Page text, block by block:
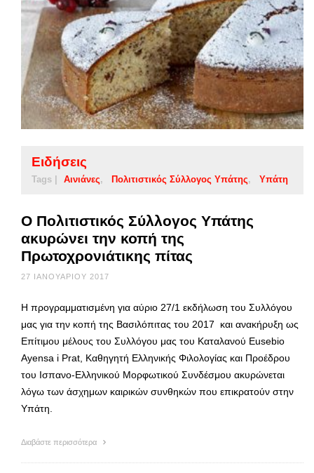
Ειδήσεις
Tags | Αινιάνες Πολιτιστικός Σύλλογος Υπάτης Υπάτη
Ο Πολιτιστικός Σύλλογος Υπάτης
ακυρώνει την κοπή της
Πρωτοχρονιάτικης πίτας
27 ΙΑΝΟΥΑΡΊΟΥ 2017
Η προγραμματισμένη για αύριο 27/1 εκδήλωση του Συλλόγου
μας για την κοπή της Βασιλόπιτας του 2017 και ανακήρυξη ως
Επίτιμου μέλους του Συλλόγου μας του Καταλανού Eusebio
Ayensa i Prat, Καθηγητή Ελληνικής Φιλολογίας και Προέδρου
του Ισπανο-Ελληνικού Μορφωτικού Συνδέσμου ακυρώνεται
λόγω των άσχημων καιρικών συνθηκών που επικρατούν στην
Υπάτη.
Διαβάστε περισσότερα